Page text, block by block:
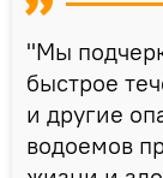
"Мы
быстрое
и другие
водоемов